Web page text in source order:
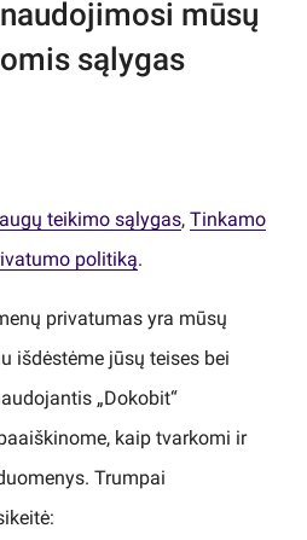
mūsų
sąlygas
teikimo sąlygas, Tinkamo
politiką.
privatumas yra mūsų
išdėstėme jūsų teises bei
„Dokobit“
kaip tvarkomi ir
Trumpai